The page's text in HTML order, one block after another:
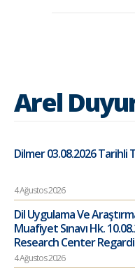
Arel
Dilmer 03.08.2026 Tarihli
4 Ağustos 2026
Dil Uygulama Ve
Muafiyet Sınavı Hk.
Research Center
4 Ağustos 2026